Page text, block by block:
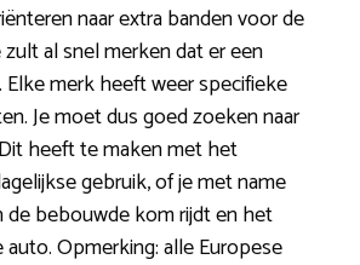
naar extra banden voor de
al snel merken dat er een
Elke merk heeft weer specifieke
Je moet dus goed zoeken naar
heeft te maken met het
gebruik, of je met name
bebouwde kom rijdt en het
Opmerking: alle Europese